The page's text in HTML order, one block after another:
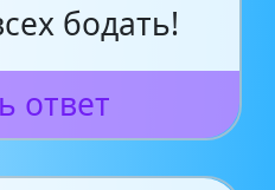
бодать!
ответ